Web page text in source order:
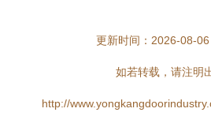
更新时间：2026-08-
如若转载，请注明
http://